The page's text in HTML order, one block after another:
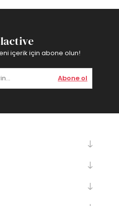
içerik için abone olun!
Abone ol